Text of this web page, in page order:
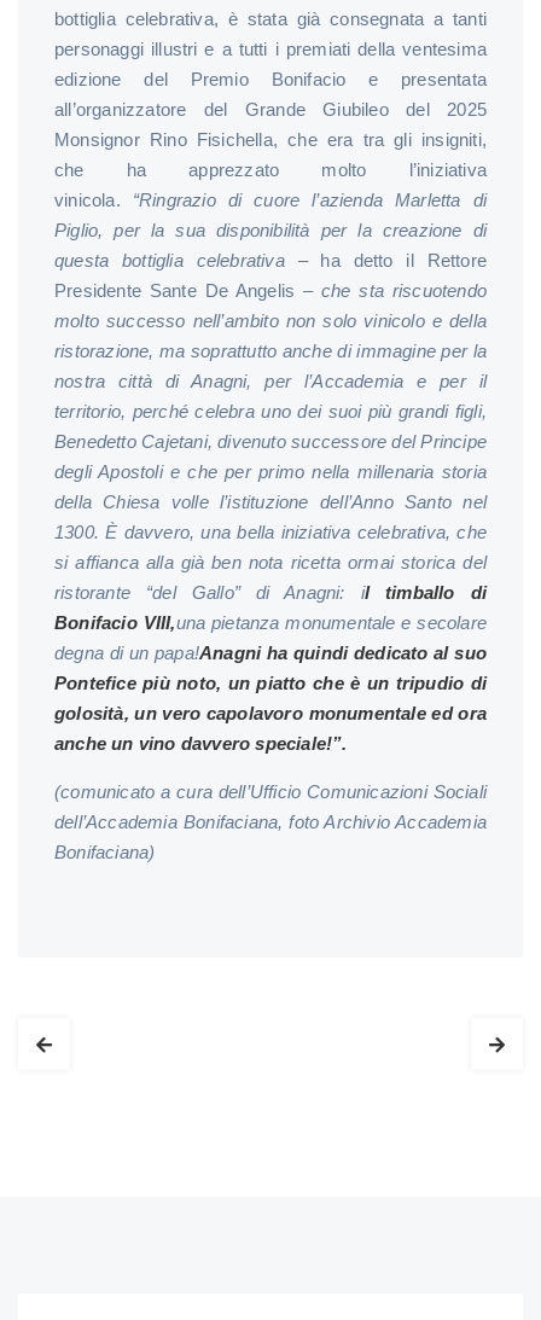
bottiglia celebrativa, è stata già consegnata a tanti
personaggi illustri e a tutti i premiati della ventesima
edizione del Premio Bonifacio e presentata
all’organizzatore del Grande Giubileo del 2025
Monsignor Rino Fisichella, che era tra gli insigniti,
che ha apprezzato molto l’iniziativa
vinicola. “Ringrazio di cuore l’azienda Marletta di
Piglio, per la sua disponibilità per la creazione di
questa bottiglia celebrativa– ha detto il Rettore
Presidente Sante De Angelis – che sta riscuotendo
molto successo nell’ambito non solo vinicolo e della
ristorazione, ma soprattutto anche di immagine per la
nostra città di Anagni, per l’Accademia e per il
territorio, perché celebra uno dei suoi più grandi figli,
Benedetto Cajetani, divenuto successore del Principe
degli Apostoli e che per primo nella millenaria storia
della Chiesa volle l’istituzione dell’Anno Santo nel
1300. È davvero, una bella iniziativa celebrativa, che
si affianca allagiàben nota ricetta ormai storicadel
ristorante “del Gallo” di Anagni: il timballo di
Bonifacio VIII,una pietanza monumentale e secolare
degna di un papa!Anagni ha quindi dedicato al suo
Pontefice più noto, un piatto che è un tripudio di
golosità, un vero capolavoro monumentale ed ora
anche un vino davvero speciale!”.
(comunicato a cura dell’Ufficio Comunicazioni Sociali
dell’Accademia Bonifaciana, foto Archivio Accademia
Bonifaciana)